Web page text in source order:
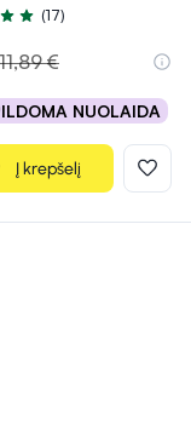
4.7 iš 5
(17)
11,89 €
NUOLAIDA
Į krepšelį